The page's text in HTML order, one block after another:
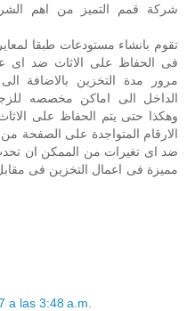
شركة قمم التميز من اهم
تقوم بانشاء مستودعات طبقا
فى الحفاظ على الاثاث ضد اى
مرور مدة التخزين بالاضافة
الداخل الى اماكن مخصصه
وهكذا حتى يتم الحفاظ على
الارقام المتواجدة على الصفحة
ضد اى تغيرات من الممكن ان تحدث
مميزة فى اعمال التخزين فى
a las 3:48 a.m.